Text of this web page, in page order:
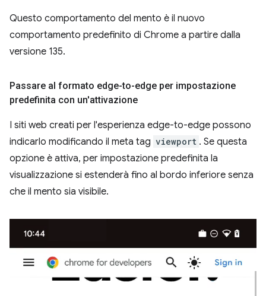
Questo comportamento del mento è il nuovo
comportamento predefinito di Chrome a partire dalla
versione 135.
Passare al formato edge-to-edge per impostazione
predefinita con un'attivazione
I siti web creati per l'esperienza edge-to-edge possono
indicarlo modificando il meta tag viewport . Se questa
opzione è attiva, per impostazione predefinita la
visualizzazione si estenderà fino al bordo inferiore senza
che il mento sia visibile.